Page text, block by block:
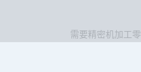
需要精密机加工